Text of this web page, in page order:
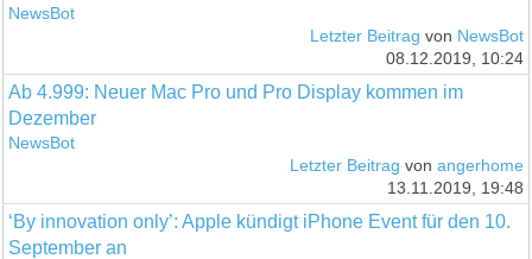
NewsBot
Letzter Beitrag von NewsBot
08.12.2019, 10:24
Ab 4.999: Neuer Mac Pro und Pro Display kommen im
Dezember
NewsBot
Letzter Beitrag von angerhome
13.11.2019, 19:48
‘By innovation only’: Apple kündigt iPhone Event für den 10.
September an